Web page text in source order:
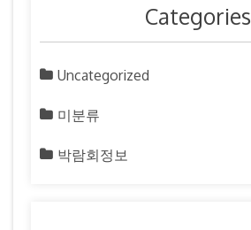
Categories
Uncategorized
미분류
박람회정보